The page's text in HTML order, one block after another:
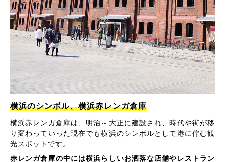
横浜のシンボル、横浜赤レンガ倉庫
横浜赤レンガ倉庫は、明治～大正に建設され、時代や街が移
り変わっていった現在でも横浜のシンボルとして港に佇む観
光スポットです。
赤レンガ倉庫の中には横浜らしいお洒落な店舗やレストラン